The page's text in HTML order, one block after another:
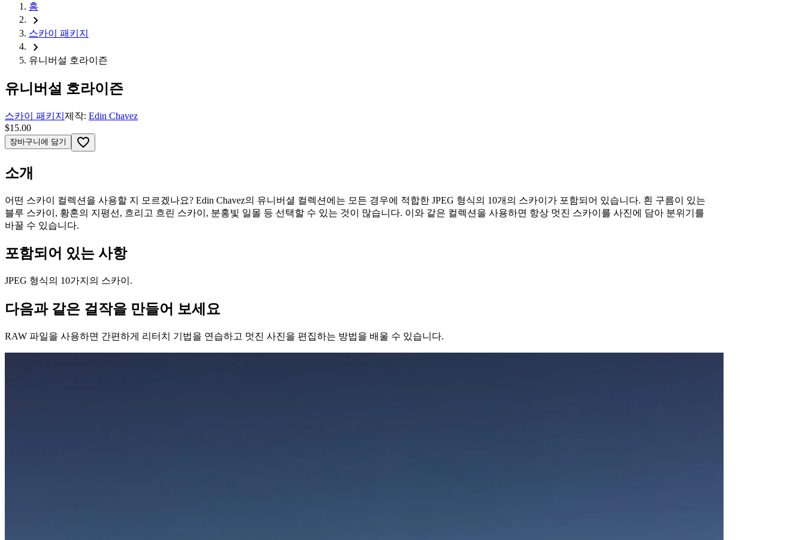
홈
chevron_right
스카이 패키지
chevron_right
유니버설 호라이즌
유니버설 호라이즌
스카이 패키지 제작: Edin Chavez
$15.00
장바구니에 담기 favorite_border
소개
어떤 스카이 컬렉션을 사용할 지 모르겠나요? Edin Сhavez의 유니버셜 컬렉션에는 모든 경우에 적합한 JPEG 형식의 10개의 스카이가 포함되어 있습니다. 흰 구름이 있는
블루 스카이, 황혼의 지평선, 흐리고 흐린 스카이, 분홍빛 일몰 등 선택할 수 있는 것이 많습니다. 이와 같은 컬렉션을 사용하면 항상 멋진 스카이를 사진에 담아 분위기를
바꿀 수 있습니다.
포함되어 있는 사항
JPEG 형식의 10가지의 스카이.
다음과 같은 걸작을 만들어 보세요
RAW 파일을 사용하면 간편하게 리터치 기법을 연습하고 멋진 사진을 편집하는 방법을 배울 수 있습니다.